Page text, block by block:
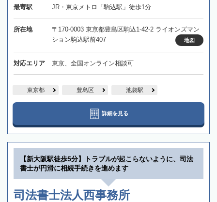
最寄駅 JR・東京メトロ「駒込駅」徒歩1分
所在地
〒170-0003 東京都豊島区駒込1-42-2 ライオンズマン
ション駒込駅前407
地図
対応エリア 東京、全国オンライン相談可
東京都 豊島区 池袋駅
詳細を見る
【新大阪駅徒歩5分】トラブルが起こらないように、司法
書士が円滑に相続手続きを進めます
司法書士法人西事務所